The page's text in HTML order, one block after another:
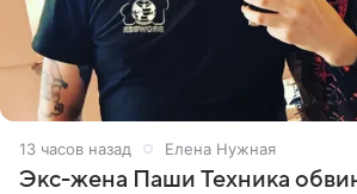
13 часов назад Елена Нужная
Экс-жена Паши Техника